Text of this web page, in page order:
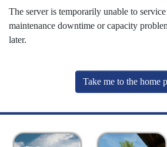
The server is temporarily unable to
maintenance downtime or capacity
later.
Take me to the home